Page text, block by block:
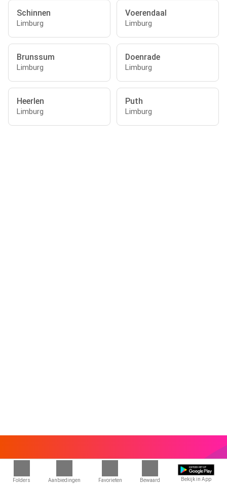
Folders Aanbiedingen Favorieten Bewaard Bekijk in App
Schinnen
Limburg
Voerendaal
Limburg
Brunssum
Limburg
Doenrade
Limburg
Heerlen
Limburg
Puth
Limburg